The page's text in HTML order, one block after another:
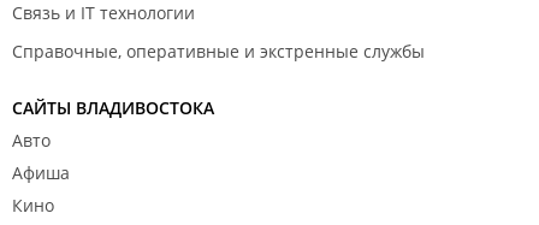
Связь и IT технологии
Справочные, оперативные и экстренные службы
САЙТЫ ВЛАДИВОСТОКА
Авто
Афиша
Кино